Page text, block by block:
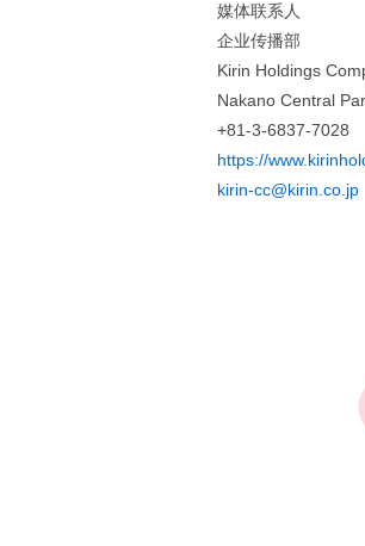
媒体联系人
企业传播部
Kirin Holdings
Nakano Central
+81-3-6837-7028
https://
kirin-cc@kirin.co.jp